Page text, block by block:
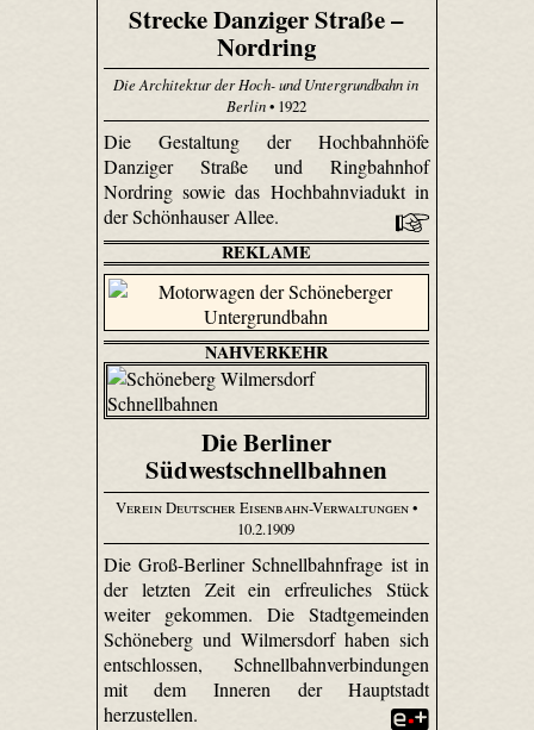
Strecke Danziger Straße –
Nordring
Die Architektur der Hoch- und Untergrundbahn in
Berlin• 1922
Die Gestaltung der Hochbahnhöfe
Danziger Straße und Ringbahnhof
Nordring sowie das Hochbahnviadukt in
der Schönhauser Allee.
REKLAME
NAHVERKEHR
Die Berliner
Südwestschnellbahnen
Verein Deutscher Eisenbahn-Verwaltungen•
10.2.1909
Die Groß-Berliner Schnellbahnfrage ist in
der letzten Zeit ein erfreuliches Stück
weiter gekommen. Die Stadtgemeinden
Schöneberg und Wilmersdorf haben sich
entschlossen, Schnellbahnverbindungen
mit dem Inneren der Hauptstadt
herzustellen.